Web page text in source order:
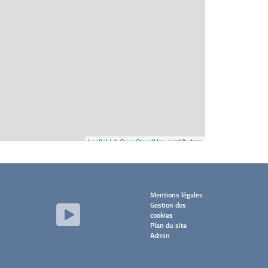
Mentions légales
Gestion des
cookies
Plan du site
Admin